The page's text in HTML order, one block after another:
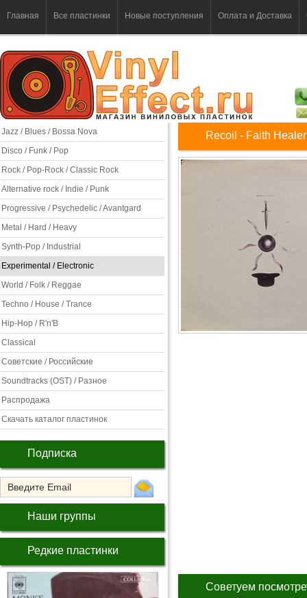
Главная Все пластинки Новые поступления Оплата и Доставка
Jazz / Blues / Bossa Nova
Disco / Funk / Pop
Rock / Pop-Rock / Classic Rock
Alternative rock / Indie / Punk
Progressive / Psychedelic / Avantgard
Metal / Hard / Heavy
Synth-Pop / Industrial
Experimental / Electronic
World / Folk / Reggae
Techno / House / Trance
Hip-Hop / R'n'B
Classical
Советские / Российские
Soundtracks (OST) / Разное
Распродажа
Скачать каталог пластинок
Подписка
Наши группы
Редкие пластинки
Recoil - Faith Healer
Советуем